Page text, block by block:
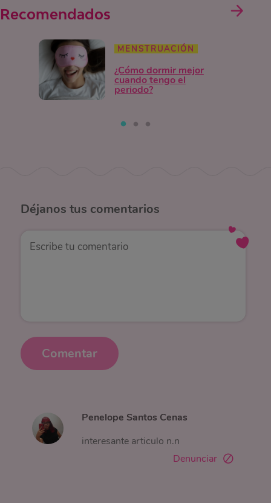
Recomendados
MENSTRUACIÓN
¿Cómo dormir mejor
cuando tengo el
periodo?
Déjanos tus comentarios
Comentar
Penelope Santos Cenas
interesante articulo n.n
Denunciar